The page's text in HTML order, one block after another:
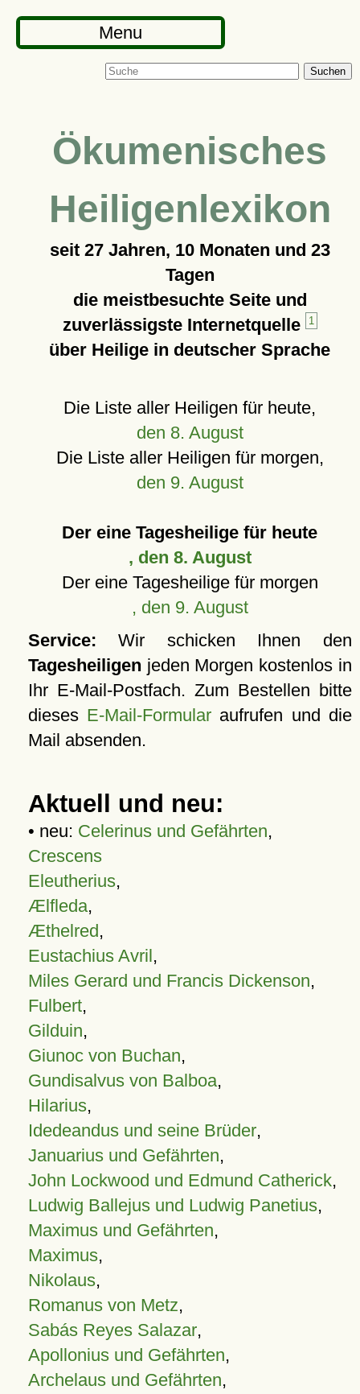
Menu
Suchen
Ökumenisches
Heiligenlexikon
seit 27 Jahren, 10 Monaten und 23
Tagen
die meistbesuchte Seite und
zuverlässigste Internetquelle
1
über Heilige in deutscher Sprache
Die Liste aller Heiligen für heute,
den 8. August
Die Liste aller Heiligen für morgen,
den 9. August
Der eine Tagesheilige für heute
, den 8. August
Der eine Tagesheilige für morgen
, den 9. August
Service: Wir schicken Ihnen den
Tagesheiligen jeden Morgen kostenlos in
Ihr E-Mail-Postfach. Zum Bestellen bitte
dieses E-Mail-Formular aufrufen und die
Mail absenden.
Aktuell und neu:
• neu: Celerinus und Gefährten,
Crescens
Eleutherius,
Ælfleda,
Æthelred,
Eustachius Avril,
Miles Gerard und Francis Dickenson,
Fulbert,
Gilduin,
Giunoc von Buchan,
Gundisalvus von Balboa,
Hilarius,
Idedeandus und seine Brüder,
Januarius und Gefährten,
John Lockwood und Edmund Catherick,
Ludwig Ballejus und Ludwig Panetius,
Maximus und Gefährten,
Maximus,
Nikolaus,
Romanus von Metz,
Sabás Reyes Salazar,
Apollonius und Gefährten,
Archelaus und Gefährten,